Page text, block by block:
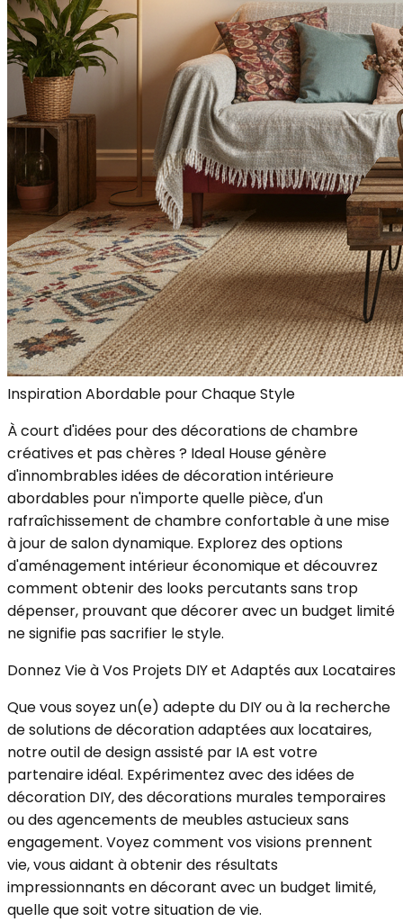
Inspiration Abordable pour Chaque Style
À court d'idées pour des décorations de chambre
créatives et pas chères ? Ideal House génère
d'innombrables idées de décoration intérieure
abordables pour n'importe quelle pièce, d'un
rafraîchissement de chambre confortable à une mise
à jour de salon dynamique. Explorez des options
d'aménagement intérieur économique et découvrez
comment obtenir des looks percutants sans trop
dépenser, prouvant que décorer avec un budget limité
ne signifie pas sacrifier le style.
Donnez Vie à Vos Projets DIY et Adaptés aux Locataires
Que vous soyez un(e) adepte du DIY ou à la recherche
de solutions de décoration adaptées aux locataires,
notre outil de design assisté par IA est votre
partenaire idéal. Expérimentez avec des idées de
décoration DIY, des décorations murales temporaires
ou des agencements de meubles astucieux sans
engagement. Voyez comment vos visions prennent
vie, vous aidant à obtenir des résultats
impressionnants en décorant avec un budget limité,
quelle que soit votre situation de vie.